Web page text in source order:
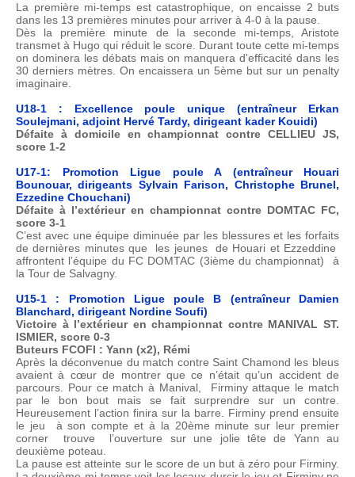
La première mi-temps est catastrophique, on encaisse 2 buts
dans les 13 premières minutes pour arriver à 4-0 à la pause.
Dès la première minute de la seconde mi-temps, Aristote
transmet à Hugo qui réduit le score. Durant toute cette mi-temps
on dominera les débats mais on manquera d'efficacité dans les
30 derniers mètres. On encaissera un 5ème but sur un penalty
imaginaire.
U18-1 : Excellence poule unique (entraîneur Erkan
Soulejmani, adjoint Hervé Tardy, dirigeant kader Kouidi)
Défaite à domicile en championnat contre CELLIEU JS,
score 1-2
U17-1: Promotion Ligue poule A (entraîneur Houari
Bounouar, dirigeants Sylvain Farison, Christophe Brunel,
Ezzedine Chouchani)
Défaite à l’extérieur en championnat contre DOMTAC FC,
score 3-1
C’est avec une équipe diminuée par les blessures et les forfaits
de dernières minutes que les jeunes de Houari et Ezzeddine
affrontent l’équipe du FC DOMTAC (3ième du championnat) à
la Tour de Salvagny.
U15-1 : Promotion Ligue poule B (entraîneur Damien
Blanchard, dirigeant Nordine Soufi)
Victoire à l’extérieur en championnat contre MANIVAL ST.
ISMIER, score 0-3
Buteurs FCOFI : Yann (x2), Rémi
Après la déconvenue du match contre Saint Chamond les bleus
avaient à cœur de montrer que ce n’était qu’un accident de
parcours. Pour ce match à Manival, Firminy attaque le match
par le bon bout mais se fait surprendre sur un contre.
Heureusement l’action finira sur la barre. Firminy prend ensuite
le jeu à son compte et à la 20ème minute sur leur premier
corner trouve l’ouverture sur une jolie tête de Yann au
deuxième poteau.
La pause est atteinte sur le score de un but à zéro pour Firminy.